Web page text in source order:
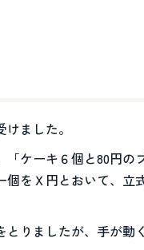
ました。
ケーキ６個と80円
をＸ円とおいて、立
りましたが、手が